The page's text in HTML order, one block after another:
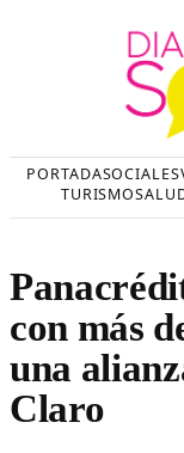
PORTADASOCIALES
TURISMO
con más
una
Claro